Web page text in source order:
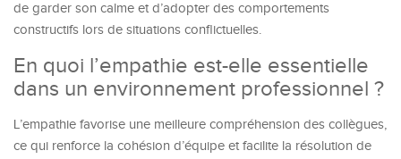
de garder son calme et d’adopter des comportements
constructifs lors de situations conflictuelles.
En quoi l’empathie est-elle essentielle
dans un environnement professionnel ?
L’empathie favorise une meilleure compréhension des collègues,
ce qui renforce la cohésion d’équipe et facilite la résolution de